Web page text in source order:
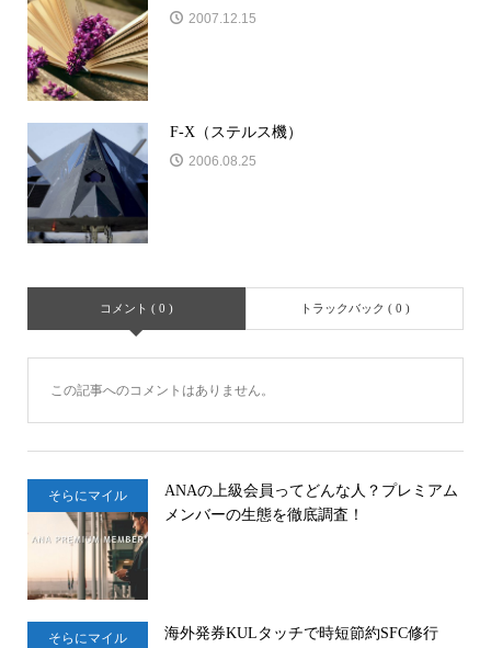
2007.12.15
F-X（ステルス機）
2006.08.25
コメント ( 0 ) トラックバック ( 0 )
この記事へのコメントはありません。
そらにマイル
ANAの上級会員ってどんな人？プレミアム
メンバーの生態を徹底調査！
そらにマイル 海外発券KULタッチで時短節約SFC修行